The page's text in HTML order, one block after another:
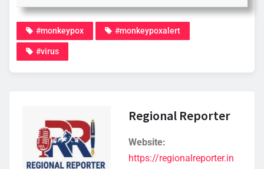
#monkeypox #monkeypoxalert
#virus
Regional Reporter
Website:
https://regionalreporter.in